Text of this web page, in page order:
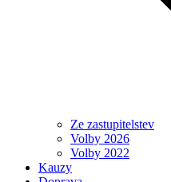
Ze zastupitelstev
Volby 2026
Volby 2022
Kauzy